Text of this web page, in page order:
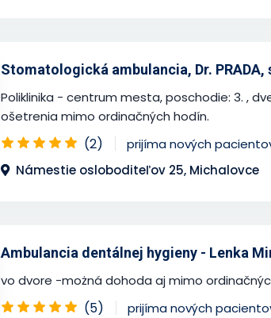
Stomatologická ambulancia, Dr. PRADA,
Poliklinika - centrum mesta, poschodie: 3. ,
ošetrenia mimo ordinačných hodín.
(2)
prijíma nových
Námestie osloboditeľov 25, Michalovce
Ambulancia dentálnej hygieny - Lenka
vo dvore -możná dohoda aj mimo
(5)
prijíma nových